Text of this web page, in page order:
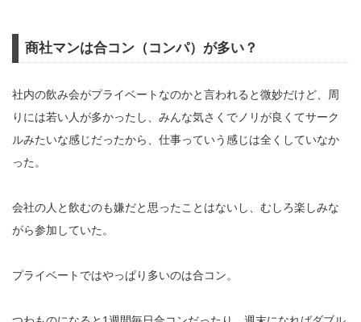
商社マンは合コン（コンパ）が多い？
社内の飲み会がプライベートなのかと言われると微妙だけど、周
りには若い人が多かったし、みんな気さくでノリが良くてサーク
ルみたいな感じだったから、仕事っていう感じは全くしていなか
った。
会社の人と飲むのも嫌だと思ったことはないし、むしろ楽しみな
がら参加していた。
プライベートではやっぱり多いのは合コン。